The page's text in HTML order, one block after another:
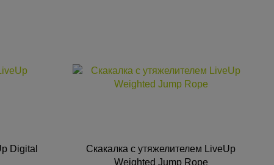
Digital
Скакалка с утяжелителем LiveUp
Weighted Jump Rope